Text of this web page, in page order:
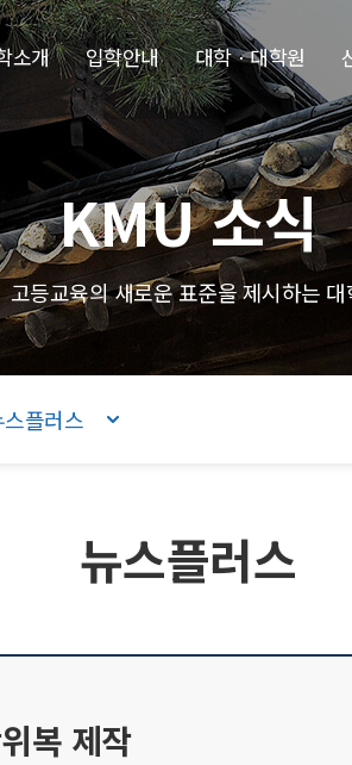
주메뉴 바로가기
본문내용 바로가기
푸터 바로가기
소개 입학안내 대학ㆍ대학원
KMU 소식
고등교육의 새로운 표준을 제시하는 대
스플러스
뉴스플러스
복 제작